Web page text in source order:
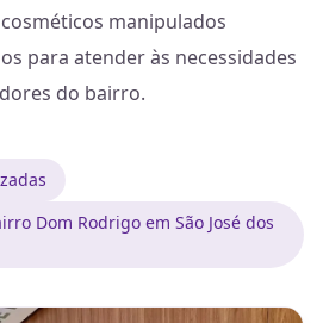
manipulados
para atender às necessidades
do bairro.
Dom Rodrigo em São José dos